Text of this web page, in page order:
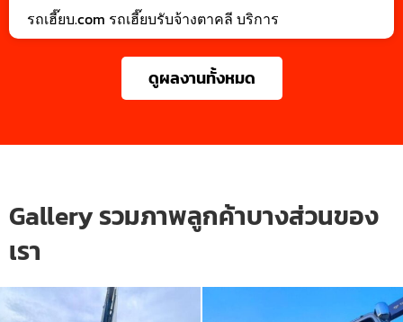
รถเฮี๊ยบ.com รถเฮี๊ยบรับจ้างตาคลี บริการ
ดูผลงานทั้งหมด
Gallery รวมภาพลูกค้าบางส่วนของ
เรา